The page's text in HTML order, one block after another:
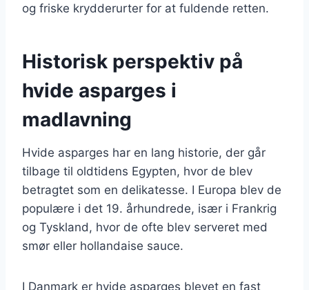
og friske krydderurter for at fuldende retten.
Historisk perspektiv på
hvide asparges i
madlavning
Hvide asparges har en lang historie, der går
tilbage til oldtidens Egypten, hvor de blev
betragtet som en delikatesse. I Europa blev de
populære i det 19. århundrede, især i Frankrig
og Tyskland, hvor de ofte blev serveret med
smør eller hollandaise sauce.
I Danmark er hvide asparges blevet en fast